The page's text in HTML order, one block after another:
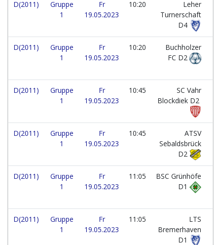
D(2011)
Gruppe
1
Fr
19.05.2023
10:20
Leher
Turnerschaft
D4
D(2011)
Gruppe
1
Fr
19.05.2023
10:20
Buchholzer
FC D2
D(2011)
Gruppe
1
Fr
19.05.2023
10:45
SC Vahr
Blockdiek D2
D(2011)
Gruppe
1
Fr
19.05.2023
10:45
ATSV
Sebaldsbrück
D2
D(2011)
Gruppe
1
Fr
19.05.2023
11:05
BSC Grünhöfe
D1
D(2011)
Gruppe
1
Fr
19.05.2023
11:05
LTS
Bremerhaven
D1